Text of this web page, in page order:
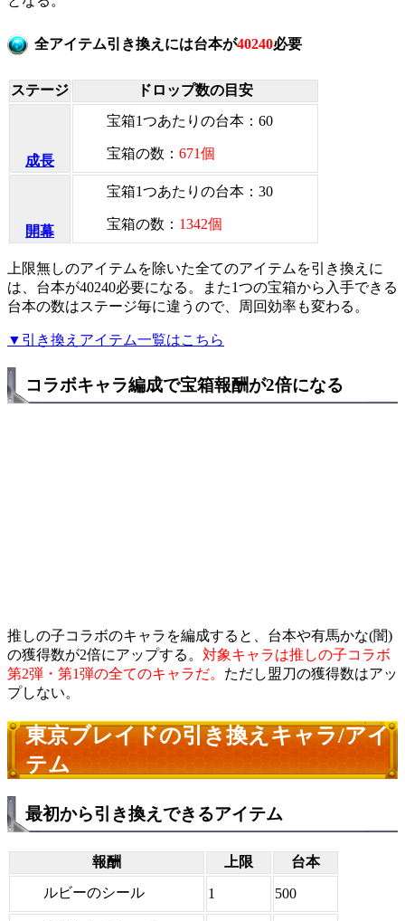
全アイテム引き換えには台本が40240必要
ステージ ドロップ数の目安
成長
宝箱1つあたりの台本：60
宝箱の数： 671個
開幕
宝箱1つあたりの台本：30
宝箱の数： 1342個
上限無しのアイテムを除いた全てのアイテムを引き換えに
は、台本が40240必要になる。また1つの宝箱から入手できる
台本の数はステージ毎に違うので、周回効率も変わる。
▼引き換えアイテム一覧はこちら
コラボキャラ編成で宝箱報酬が2倍になる
推しの子コラボのキャラを編成すると、台本や有馬かな(闇)
の獲得数が2倍にアップする。 対象キャラは推しの子コラボ
第2弾・第1弾の全てのキャラだ。 ただし盟刀の獲得数はアッ
プしない。
東京ブレイドの引き換えキャラ/アイ
テム
最初から引き換えできるアイテム
報酬 上限
台本
ルビーのシール
1 500